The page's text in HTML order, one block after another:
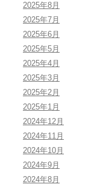
2025年8月
2025年7月
2025年6月
2025年5月
2025年4月
2025年3月
2025年2月
2025年1月
2024年12月
2024年11月
2024年10月
2024年9月
2024年8月